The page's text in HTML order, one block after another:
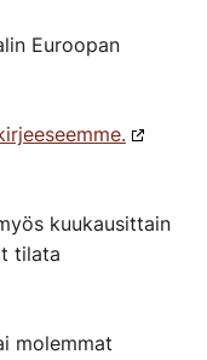
Euroopan
kuukausittain
tilata
molemmat